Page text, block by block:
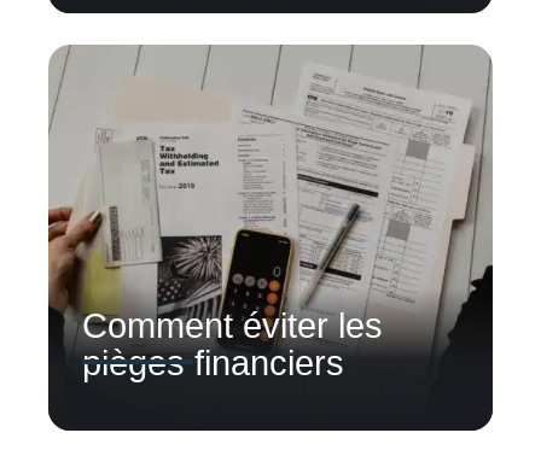
Comment éviter les
pièges financiers